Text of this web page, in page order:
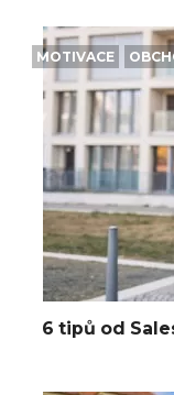
MOTIVACE
6 tipů od